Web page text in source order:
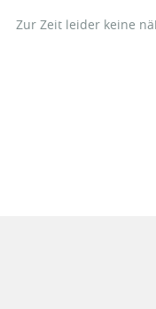
Zur Zeit leider keine